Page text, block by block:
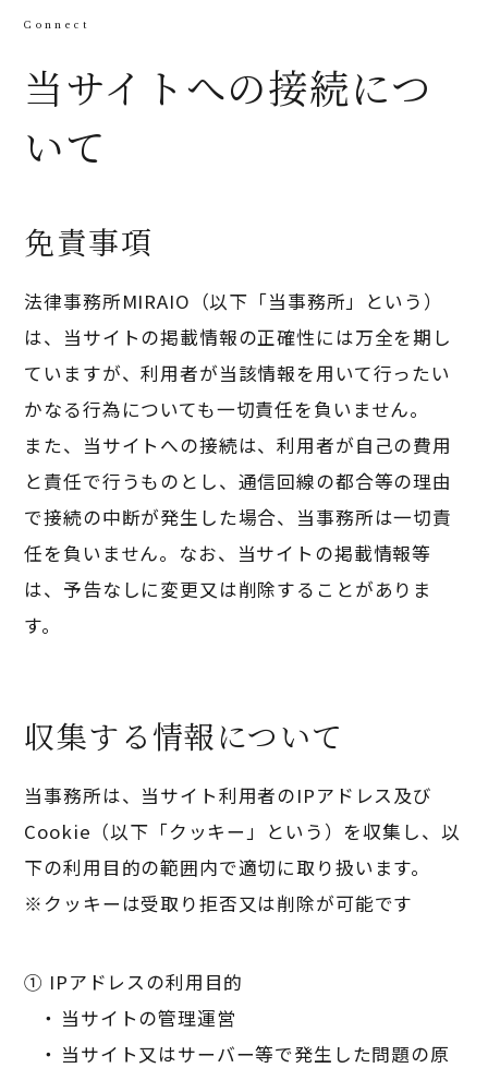
当サイトへの接続につ
いて
免責事項
法律事務所MIRAIO（以下「当事務所」という）
は、当サイトの掲載情報の正確性には万全を期し
ていますが、利用者が当該情報を用いて行ったい
かなる行為についても一切責任を負いません。
また、当サイトへの接続は、利用者が自己の費用
と責任で行うものとし、通信回線の都合等の理由
で接続の中断が発生した場合、当事務所は一切責
任を負いません。なお、当サイトの掲載情報等
は、予告なしに変更又は削除することがありま
す。
収集する情報について
当事務所は、当サイト利用者のIPアドレス及び
Cookie（以下「クッキー」という）を収集し、以
下の利用目的の範囲内で適切に取り扱います。
※クッキーは受取り拒否又は削除が可能です
① IPアドレスの利用目的
当サイトの管理運営
当サイト又はサーバー等で発生した問題の原